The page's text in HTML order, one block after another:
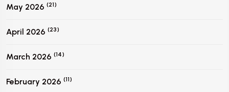
May 2026 (21)
April 2026 (23)
March 2026 (14)
February 2026 (11)